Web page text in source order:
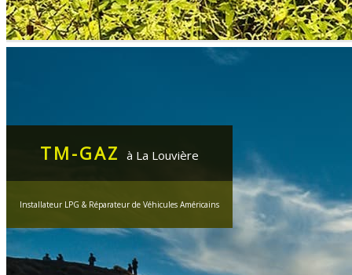
TM-GAZ à La Louvière
Installateur LPG & Réparateur de Véhicules Américains